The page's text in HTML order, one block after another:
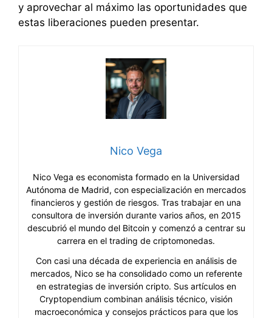
y aprovechar al máximo las oportunidades que
estas liberaciones pueden presentar.
Nico Vega
Nico Vega es economista formado en la Universidad
Autónoma de Madrid, con especialización en mercados
financieros y gestión de riesgos. Tras trabajar en una
consultora de inversión durante varios años, en 2015
descubrió el mundo del Bitcoin y comenzó a centrar su
carrera en el trading de criptomonedas.
Con casi una década de experiencia en análisis de
mercados, Nico se ha consolidado como un referente
en estrategias de inversión cripto. Sus artículos en
Cryptopendium combinan análisis técnico, visión
macroeconómica y consejos prácticos para que los